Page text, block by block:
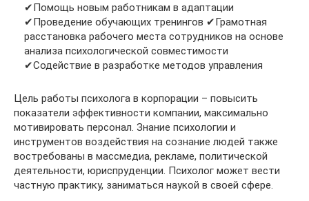
✔Помощь новым работникам в адаптации
✔Проведение обучающих тренингов ✔Грамотная
расстановка рабочего места сотрудников на основе
анализа психологической совместимости
✔Содействие в разработке методов управления
Цель работы психолога в корпорации – повысить
показатели эффективности компании, максимально
мотивировать персонал. Знание психологии и
инструментов воздействия на сознание людей также
востребованы в массмедиа, рекламе, политической
деятельности, юриспруденции. Психолог может вести
частную практику, заниматься наукой в своей сфере.